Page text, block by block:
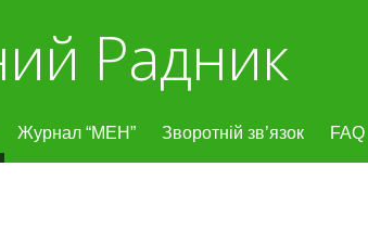
Радник
Журнал “МЕН” Зворотній зв’язок FAQ